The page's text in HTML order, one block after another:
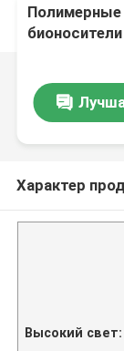
Характер
Высокий свет: